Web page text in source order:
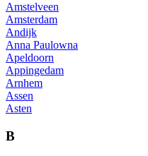
Amstelveen
Amsterdam
Andijk
Anna Paulowna
Apeldoorn
Appingedam
Arnhem
Assen
Asten
B